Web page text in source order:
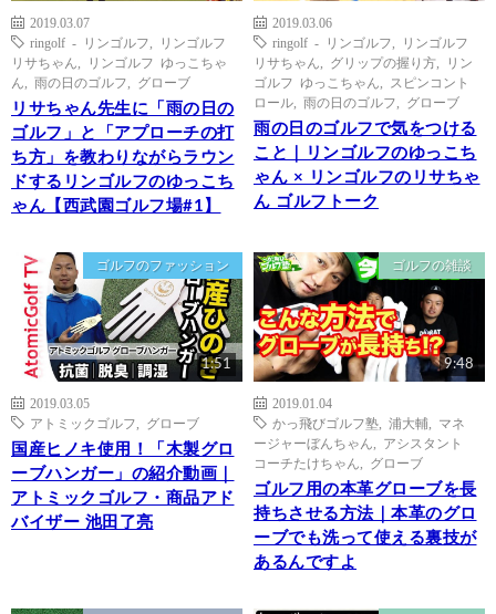
2019.03.07
ringolf - リンゴルフ
リンゴルフ
リサちゃん
リンゴルフ ゆっこちゃ
ん
雨の日のゴルフ グローブ
リサちゃん先生に「雨の日の
ゴルフ」と「アプローチの打
ち方」を教わりながらラウン
ドするリンゴルフのゆっこち
ゃん【西武園ゴルフ場#1】
2019.03.06
ringolf - リンゴルフ
リンゴルフ
リサちゃん
グリップの握り方
リン
ゴルフ ゆっこちゃん
スピンコント
ロール
雨の日のゴルフ グローブ
雨の日のゴルフで気をつける
こと｜リンゴルフのゆっこち
ゃん × リンゴルフのリサちゃ
ん ゴルフトーク
ゴルフのファッション
1:51
2019.03.05
アトミックゴルフ
グローブ
国産ヒノキ使用！「木製グロ
ーブハンガー」の紹介動画｜
アトミックゴルフ・商品アド
バイザー 池田了亮
ゴルフの雑談
9:48
2019.01.04
かっ飛びゴルフ塾
浦大輔
マネ
ージャーぼんちゃん
アシスタント
コーチたけちゃん
グローブ
ゴルフ用の本革グローブを長
持ちさせる方法｜本革のグロ
ーブでも洗って使える裏技が
あるんですよ